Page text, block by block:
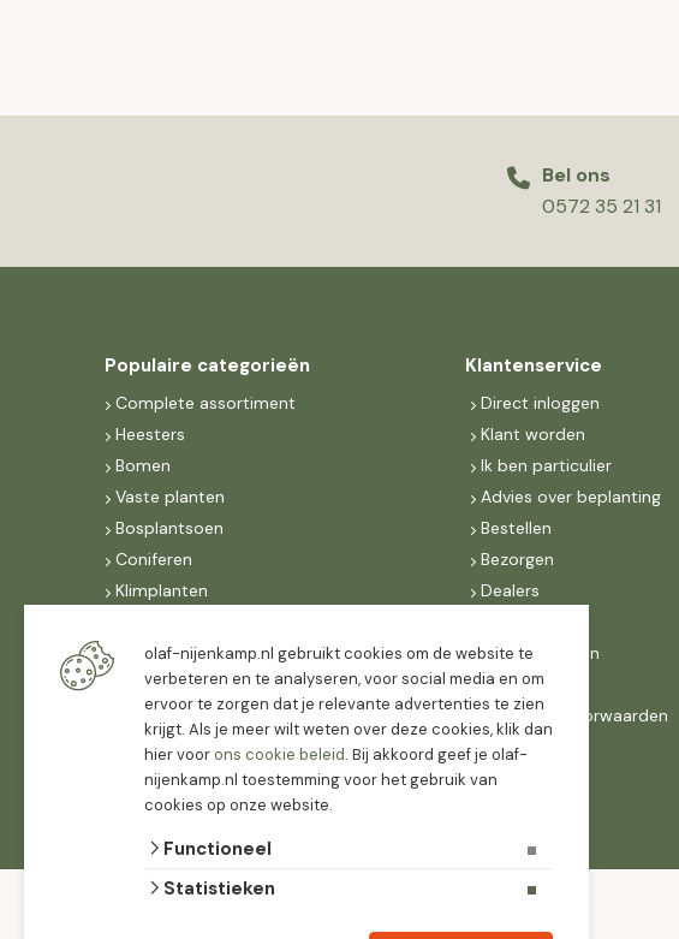
Bel ons
0572 35 21 31
Populaire categorieën
Complete assortiment
Heesters
Bomen
Vaste planten
Bosplantsoen
Coniferen
Klimplanten
Dak, lei- & vormbomen
Dealers
Klantenservice
Direct inloggen
Klant worden
Ik ben particulier
Advies over beplanting
Bestellen
Bezorgen
Dealers
IncoNed Groen
FAQ
Algemene voorwaarden
© 2026 Olaf
verklaring
olaf-nijenkamp.nl gebruikt cookies om de website te
verbeteren en te analyseren, voor social media en om
ervoor te zorgen dat je relevante advertenties te zien
krijgt. Als je meer wilt weten over deze cookies, klik dan
hier voorons cookie beleid. Bij akkoord geef je olaf-
nijenkamp.nl toestemming voor het gebruik van
cookies op onze website.
Functioneel
Statistieken